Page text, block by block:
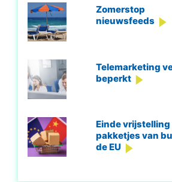
Zomerstop
nieuwsfeeds
Telemarketing
beperkt
Einde vrijstelling
pakketjes van
de EU